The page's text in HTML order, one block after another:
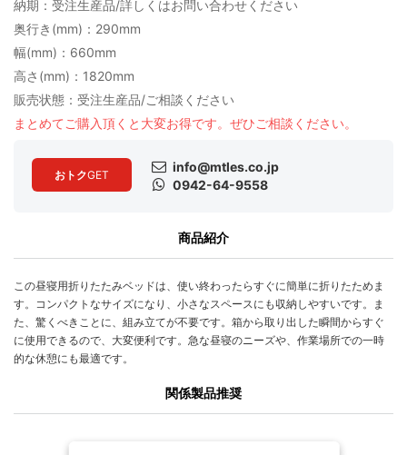
納期：受注生産品/詳しくはお問い合わせください
奥行き(mm)：290mm
幅(mm)：660mm
高さ(mm)：1820mm
販売状態：受注生産品/ご相談ください
まとめてご購入頂くと大変お得です。ぜひご相談ください。
おトクGET
info@mtles.co.jp
0942-64-9558
商品紹介
この昼寝用折りたたみベッドは、使い終わったらすぐに簡単に折りたためま
す。コンパクトなサイズになり、小さなスペースにも収納しやすいです。ま
た、驚くべきことに、組み立てが不要です。箱から取り出した瞬間からすぐ
に使用できるので、大変便利です。急な昼寝のニーズや、作業場所での一時
的な休憩にも最適です。
関係製品推奨